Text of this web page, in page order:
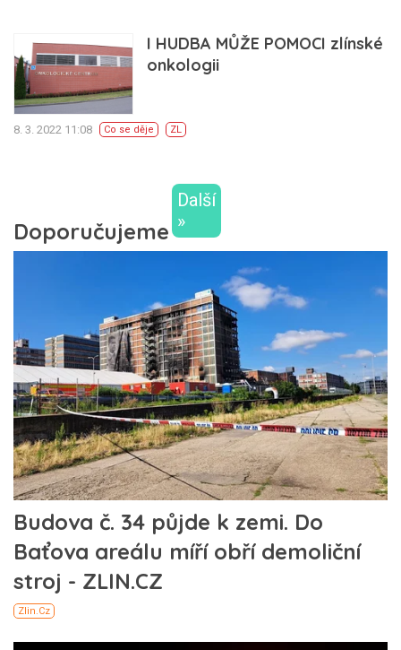
I HUDBA MŮŽE POMOCI zlínské
onkologii
8. 3. 2022 11:08 Co se děje ZL
Další
»